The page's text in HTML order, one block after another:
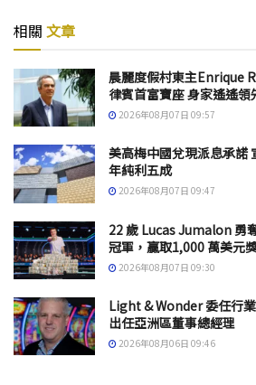
相關 文章
晨麗度假村東主Enrique
律賓首富寶座 身家遙遙領
2026年08月07日 09:57
美高梅中國兌現派息承諾
年純利五成
2026年08月07日 09:47
22 歲 Lucas Jumalon 勇
冠軍，贏取1,000 萬美元
2026年08月07日 09:30
Light & Wonder 委任行
出任亞洲區董事總經理
2026年08月06日 09:46